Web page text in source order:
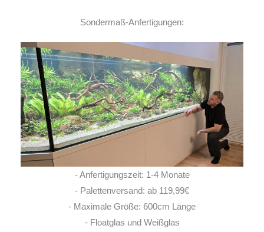
Sondermaß-Anfertigungen:
- Anfertigungszeit: 1-4 Monate
- Palettenversand: ab 119,99€
- Maximale Größe: 600cm Länge
- Floatglas und Weißglas